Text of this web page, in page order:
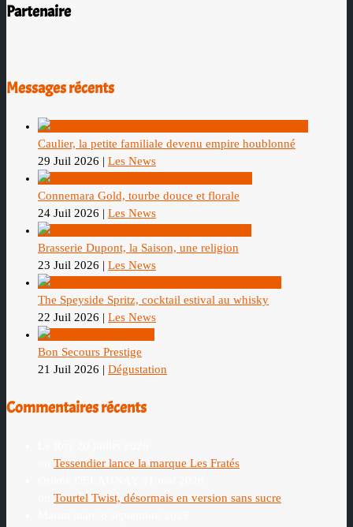
Partenaire
Messages récents
Caulier, la petite familiale devenu empire houblonné
29 Juil 2026 | Les News
Connemara Gold, tourbe douce et florale
24 Juil 2026 | Les News
Brasserie Dupont, la Saison, une religion
23 Juil 2026 | Les News
The Speyside Spritz, cocktail estival au whisky
22 Juil 2026 | Les News
Bon Secours Prestige
21 Juil 2026 | Dégustation
Commentaires récents
Tessendier lance la marque Les Fratés
Tourtel Twist, désormais en version sans sucre